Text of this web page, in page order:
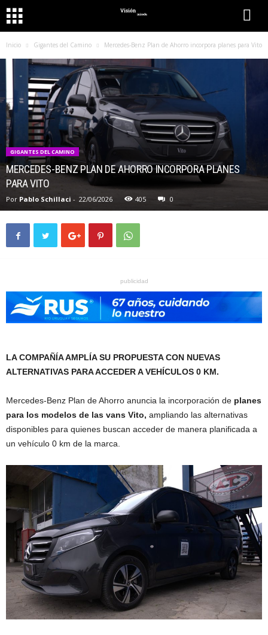
Inicio Gigantes del Camino Mercedes-Benz Plan de Ahorro incorpora planes para Vito
GIGANTES DEL CAMINO
MERCEDES-BENZ PLAN DE AHORRO INCORPORA PLANES
PARA VITO
Por Pablo Schillaci - 22/06/2026 405 0
publicidad
LA COMPAÑÍA AMPLÍA SU PROPUESTA CON NUEVAS
ALTERNATIVAS PARA ACCEDER A VEHÍCULOS 0 KM.
Mercedes-Benz Plan de Ahorro anuncia la incorporación de planes
para los modelos de las vans Vito, ampliando las alternativas
disponibles para quienes buscan acceder de manera planificada a
un vehículo 0 km de la marca.